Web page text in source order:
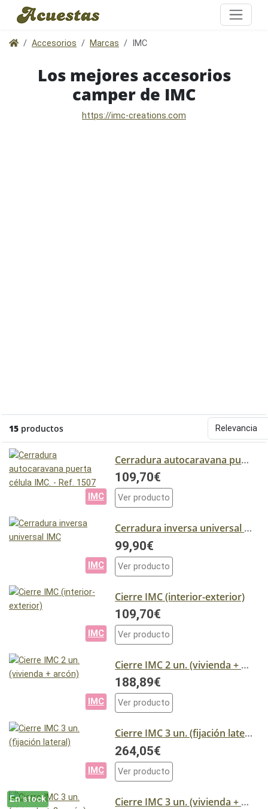
Accesorios Marcas IMC
Los mejores accesorios
camper de IMC
https://imc-creations.com
15 productos
IMC
Cerradura autocaravana puerta célula IMC. - Ref. 1507
109,70€
Ver producto
IMC
Cerradura inversa universal IMC
99,90€
Ver producto
IMC
Cierre IMC (interior-exterior)
109,70€
Ver producto
IMC
Cierre IMC 2 un. (vivienda + arcón)
188,89€
Ver producto
IMC
Cierre IMC 3 un. (fijación lateral)
264,05€
Ver producto
En stock Cierre IMC 3 un. (vivienda + 2 arcón)